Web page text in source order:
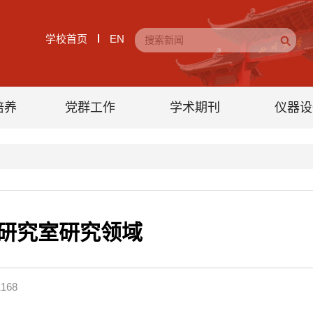
学校首页 EN
养 党群工作 学术期刊 仪器
究室研究领域